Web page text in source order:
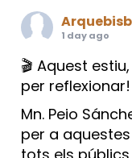
1 day ago
🎬 Aquest
per reflexionar!
Mn. Peio
per a